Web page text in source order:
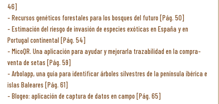
46]
Recursos genéticos forestales para los bosques del futuro [Pág. 50]
Estimación del riesgo de invasión de especies exóticas en España y en
Portugal continental [Pág. 54]
MicoQR. Una aplicación para ayudar y mejorarla trazabilidad en la compra-
venta de setas [Pág. 59]
Arbolapp, una guía para identificar árboles silvestres de la península ibérica e
islas Baleares [Pág. 61]
Blogeo: aplicación de captura de datos en campo [Pág. 65]